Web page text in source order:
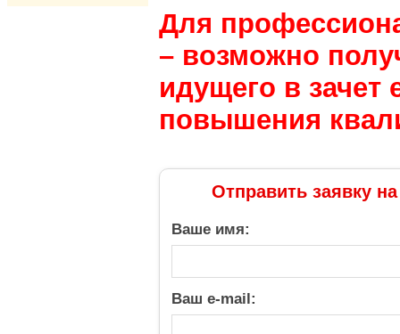
Для
– возможно
идущего в зачет
повышения
Отправить заявку
Ваше имя:
Ваш e-mail: